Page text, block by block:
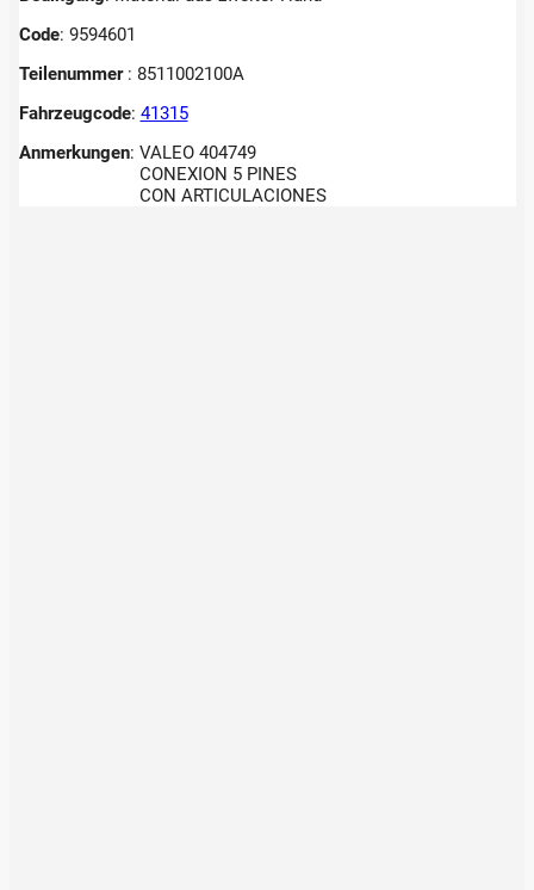
Code: 9594601
Teilenummer : 8511002100A
Fahrzeugcode: 41315
Anmerkungen: VALEO 404749
CONEXION 5 PINES
CON ARTICULACIONES